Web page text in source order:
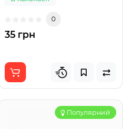
0
35 грн
Популярний